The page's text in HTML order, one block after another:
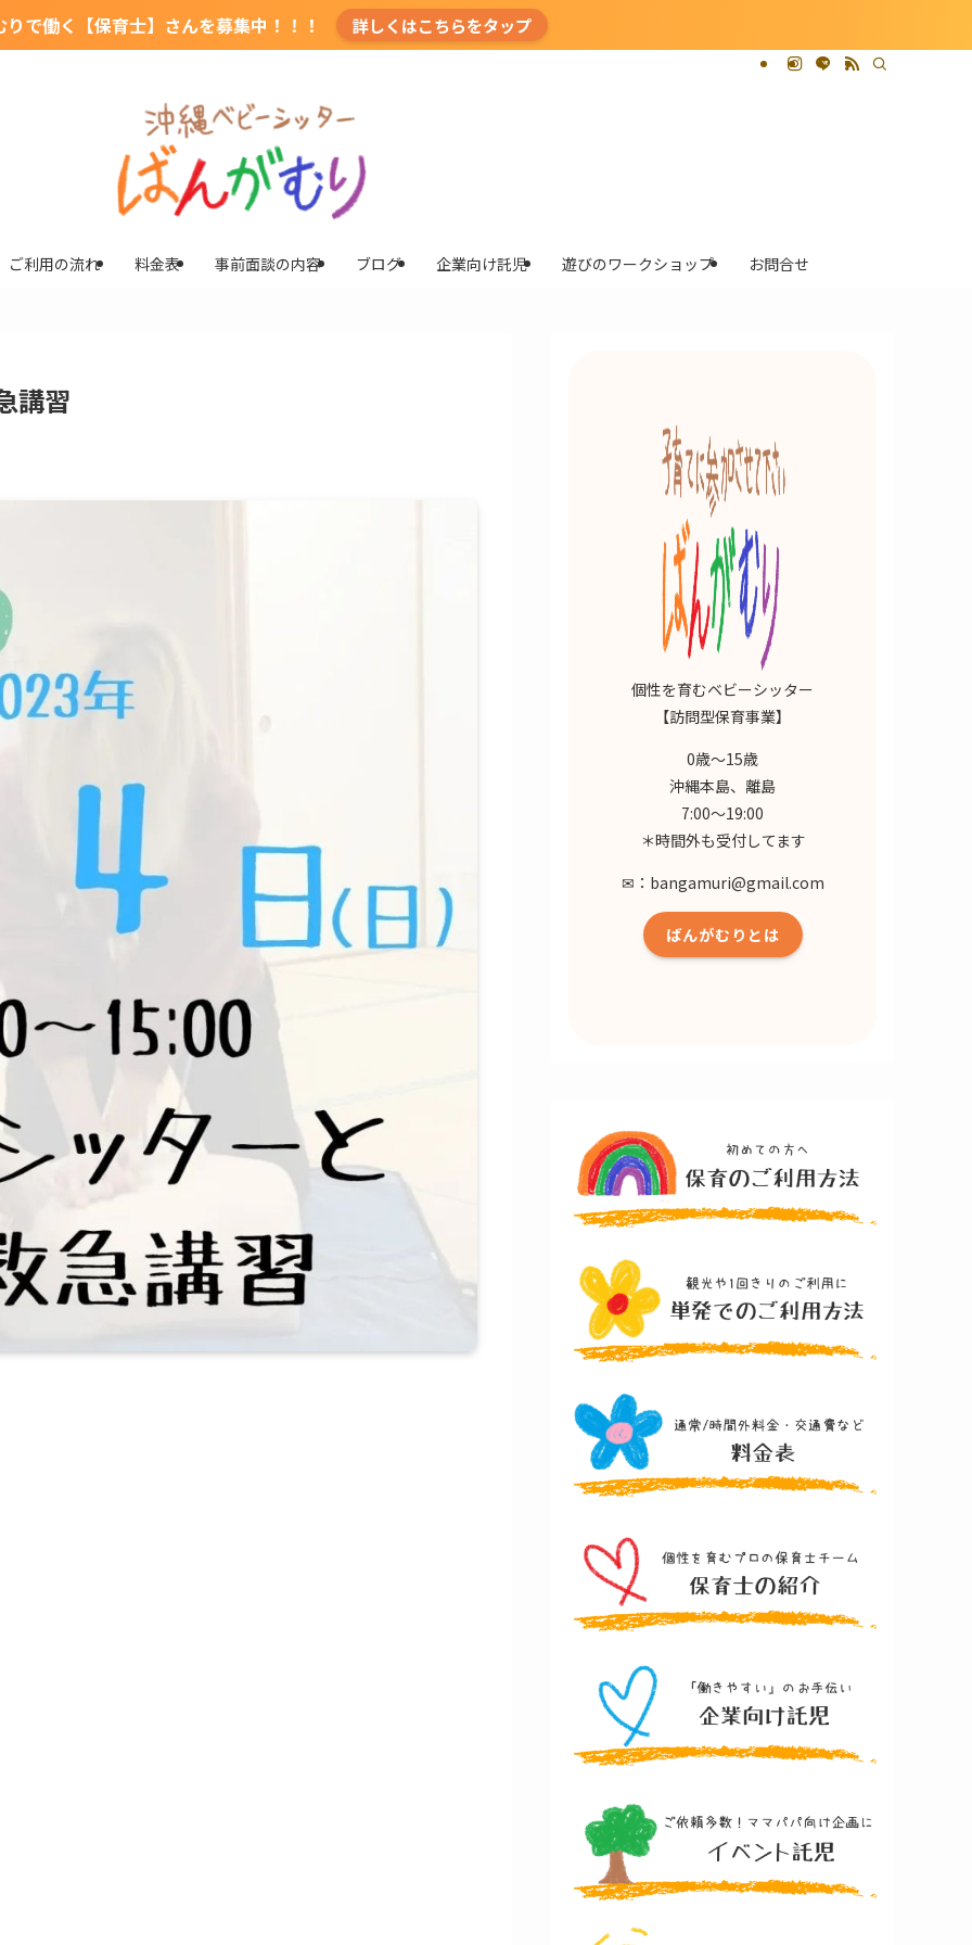
りで働く【保育士】さんを募集中！！！ 詳しくはこちらをタップ
ご利用の流れ 料金表 事前面談の内容 ブログ 企業向け託児 遊びのワークショップ お問合せ
講習
個性を育むベビーシッター
【訪問型保育事業】
0歳～15歳⁡
沖縄本島、離島⁡
7:00～19:00⁡
＊時間外も受付してます
✉：bangamuri@gmail.com
ばんがむりとは